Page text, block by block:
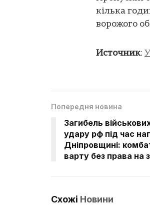
кілька
ворожого
Источник:
Попередня новина
Загибель
удару рф під час
Дніпровщині:
варту без права на
Схожі Новини